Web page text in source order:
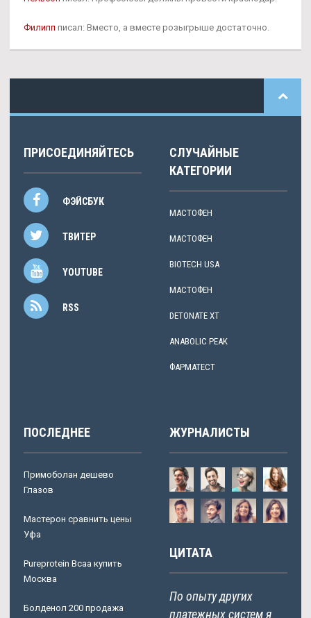
Филипп писал: Вместо, а вместе розыгрыше достаточно.
ПРИСОЕДИНЯЙТЕСЬ
ФЭЙСБУК
ТВИТЕР
YOUTUBE
RSS
СЛУЧАЙНЫЕ
КАТЕГОРИИ
МАСТОФЕН
МАСТОФЕН
BIOTECH USA
МАСТОФЕН
DETONATE XT
ANABOLIC PEAK
ФАРМАТЕСТ
ПОСЛЕДНЕЕ
Примоболан дешево
Глазов
Мастерон сравнить цены
Уфа
Pureprotein Bcaa купить
Москва
Болденол 200 продажа
ЖУРНАЛИСТЫ
ЦИТАТА
По опыту других
платежных систем я